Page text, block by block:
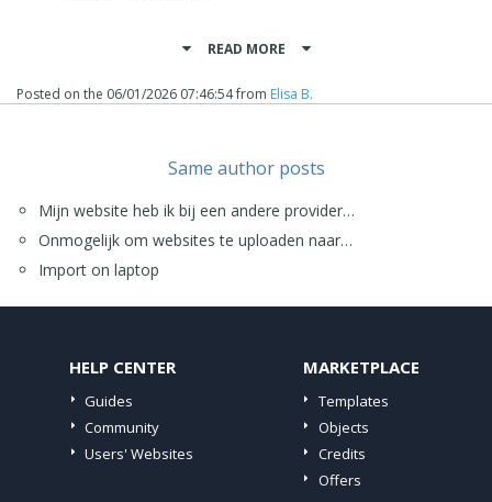
voor registratie, kun je het domein direct registreren
verlengingen worden helaas tegen vaste kosten
geen kortingen toepassen. Ik stel je begrip hiervoor zeer
Bedankt!
READ MORE
Posted on the 06/01/2026 07:46:54from Elisa B.
Same author posts
Mijn website heb ik bij een andere provider…
Onmogelijk om websites te uploaden naar…
Import on laptop
HELP CENTER
Guides
Community
Users' Websites
MARKETPLACE
Templates
Objects
Credits
Offers